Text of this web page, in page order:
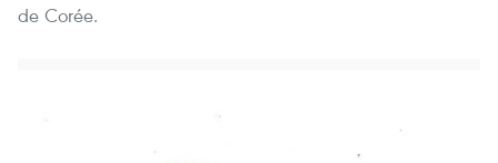
de Corée.